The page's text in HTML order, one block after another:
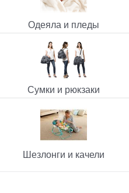
Одеяла и пледы
Сумки и рюкзаки
Шезлонги и качели